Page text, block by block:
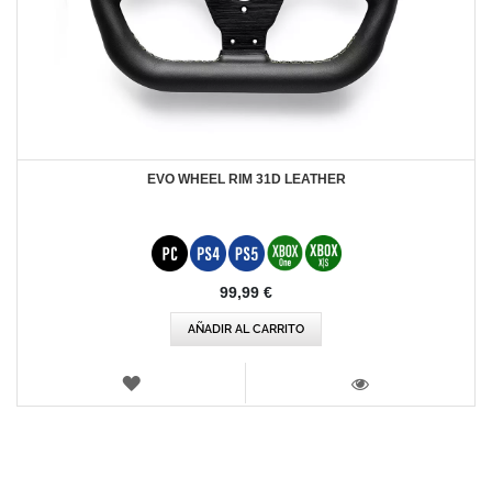
EVO WHEEL RIM 31D LEATHER
99,99 €
AÑADIR AL CARRITO
LISTA
VISTA